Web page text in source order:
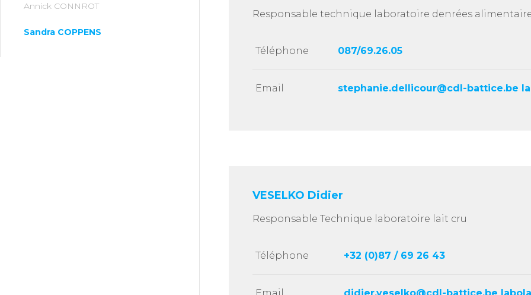
Annick CONNROT
Sandra COPPENS
Responsable technique laboratoire denrées
Téléphone 087/69.26.05
Email stephanie.dellicour@cdl-battice.be
VESELKO Didier
Responsable Technique laboratoire lait cru
Téléphone +32 (0)87 / 69 26 43